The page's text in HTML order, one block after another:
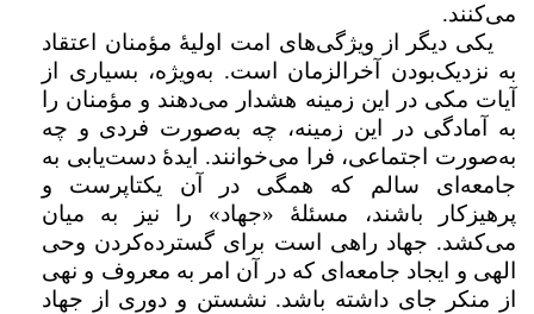
می‌کنند.
یکی دیگر از ویژگی‌های امت اولیۀ مؤمنان اعتقاد
به نزدیک‌بودن آخرالزمان است. به‌ویژه، بسیاری از
آیات مکی در این زمینه هشدار می‌دهند و مؤمنان را
به آمادگی در این زمینه، چه به‌صورت فردی و چه
به‌صورت اجتماعی، فرا می‌خوانند. ایدۀ دست‌یابی به
جامعه‌ای سالم که همگی در آن یکتاپرست و
پرهیزکار باشند، مسئلۀ «جهاد» را نیز به میان
می‌کشد. جهاد راهی است برای گسترده‌کردن وحی
الهی و ایجاد جامعه‌ای که در آن امر به معروف و نهی
از منکر جای داشته باشد. نشستن و دوری از جهاد